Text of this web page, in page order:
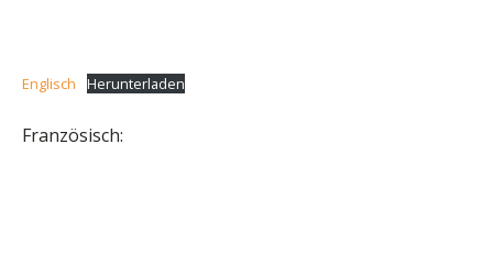
Englisch Herunterladen
Französisch: